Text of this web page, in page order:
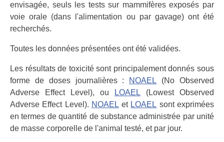
envisagée, seuls les tests sur mammifères exposés par
voie orale (dans l'alimentation ou par gavage) ont été
recherchés.
Toutes les données présentées ont été validées.
Les résultats de toxicité sont principalement donnés sous
forme de doses journalières :
NOAEL (No Observed
Adverse Effect Level), ou
LOAEL (Lowest Observed
Adverse Effect Level). NOAEL et LOAEL sont exprimées
en termes de quantité de substance administrée par unité
de masse corporelle de l'animal testé, et par jour.